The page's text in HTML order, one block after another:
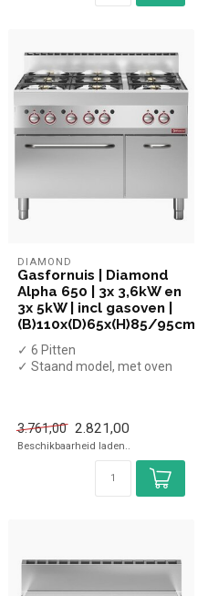
DIAMOND
Gasfornuis | Diamond
Alpha 650 | 3x 3,6kW en
3x 5kW | incl gasoven |
(B)110x(D)65x(H)85/95cm
✓ 6 Pitten
✓ Staand model, met oven
3.761,00 2.821,00
Beschikbaarheid laden..